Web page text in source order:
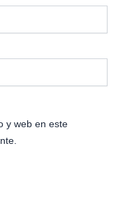
y web en este